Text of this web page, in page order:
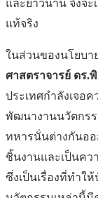
และยาวนาน จึงจ
แท้จริง
ในส่วนของนโยบา
ศาสตราจารย์ ดร.
ประเทศกำลังเจอ
พัฒนางานนวัตกร
ทหารนั่นต่างกันออ
ชิ้นงานและเป็นค
ซึ่งเป็นเรื่องที่ทำใ